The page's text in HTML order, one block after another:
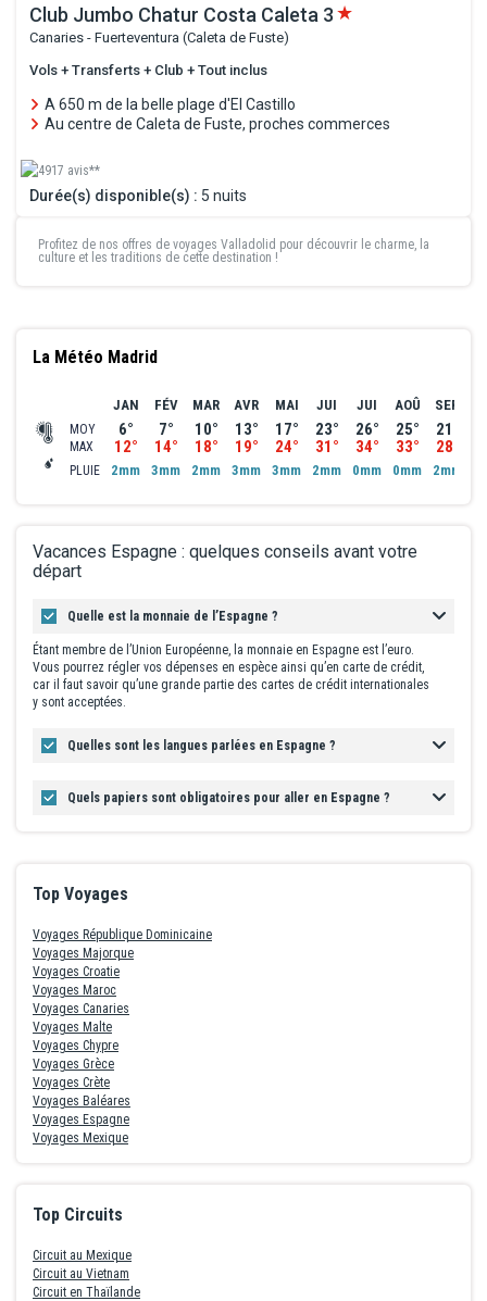
Club Jumbo Chatur Costa Caleta 3
Canaries - Fuerteventura (Caleta de Fuste)
Vols + Transferts + Club + Tout inclus
A 650 m de la belle plage d'El Castillo
Au centre de Caleta de Fuste, proches commerces
4917 avis**
Durée(s) disponible(s) : 5 nuits
Profitez de nos offres de voyages Valladolid pour découvrir le charme, la
culture et les traditions de cette destination !
La Météo Madrid
MOY
MAX
PLUIE
JAN
6°
12°
2mm
FÉV
7°
14°
3mm
MAR
10°
18°
2mm
AVR
13°
19°
3mm
MAI
17°
24°
3mm
JUI
23°
31°
2mm
JUI
26°
34°
0mm
AOÛ
25°
33°
0mm
SEP
21°
28°
2mm
Vacances Espagne : quelques conseils avant votre
départ
Quelle est la monnaie de l’Espagne ?
Étant membre de l’Union Européenne, la monnaie en Espagne est l’euro.
Vous pourrez régler vos dépenses en espèce ainsi qu’en carte de crédit,
car il faut savoir qu’une grande partie des cartes de crédit internationales
y sont acceptées.
Quelles sont les langues parlées en Espagne ?
Quels papiers sont obligatoires pour aller en Espagne ?
Top Voyages
Voyages République Dominicaine
Voyages Majorque
Voyages Croatie
Voyages Maroc
Voyages Canaries
Voyages Malte
Voyages Chypre
Voyages Grèce
Voyages Crète
Voyages Baléares
Voyages Espagne
Voyages Mexique
Top Circuits
Circuit au Mexique
Circuit au Vietnam
Circuit en Thaïlande